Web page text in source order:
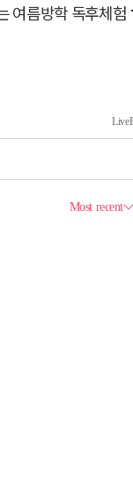
름방학 독후체험 운영